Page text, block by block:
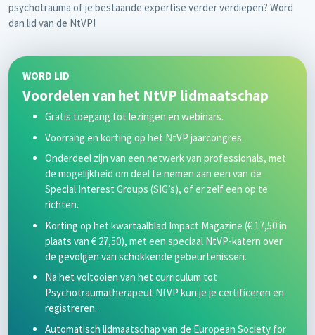
psychotrauma of je bestaande expertise verder verdiepen? Word
dan lid van de NtVP!
WORD LID
Voordelen van het NtVP lidmaatschap
Gratis toegang tot lezingen en webinars.
Voorrang en korting op het NtVP jaarcongres.
Onderdeel zijn van een netwerk van professionals, met
de mogelijkheid om deel te nemen aan een van de
Special Interest Groups (SIG’s), of er zelf een op te
richten.
Korting op het kwartaalblad Impact Magazine (€ 17,50 in
plaats van € 27,50), met een speciaal NtVP-katern over
de gevolgen van schokkende gebeurtenissen.
Na het voltooien van het curriculum tot
Psychotraumatherapeut NtVP kun je je certificeren en
registreren.
Automatisch lidmaatschap van de European Society for